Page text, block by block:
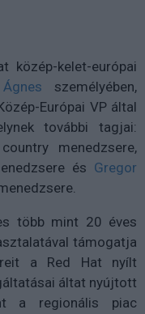
közép-kelet-európai
személyében,
Európai VP által
további tagjai:
menedzsere,
és Gregor
több mint 20 éves
támogatja
a Red Hat nyílt
áltat nyújtott
a regionális piac